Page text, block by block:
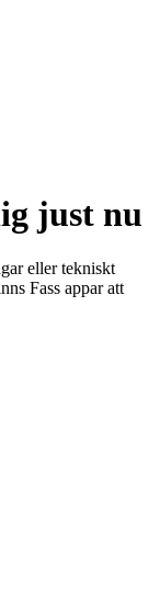
just nu
eller tekniskt
Fass appar att